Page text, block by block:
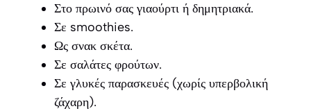
Στο πρωινό σας γιαούρτι ή δημητριακά.
Σε smoothies.
Ως σνακ σκέτα.
Σε σαλάτες φρούτων.
Σε γλυκές παρασκευές (χωρίς υπερβολική
ζάχαρη).